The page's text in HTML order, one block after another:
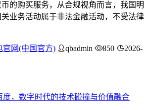
的购买服务，从合规视角而言，我国明
业务活动属于非法金融活动，不受法律
官网(中国官方) qbadmin 850
2026-